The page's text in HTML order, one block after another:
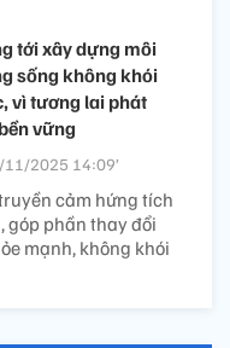
tới xây dựng môi
sống không khói
vì tương lai phát
vững
11/2025 14:09’
cảm hứng tích
góp phần thay đổi
mạnh, không khói